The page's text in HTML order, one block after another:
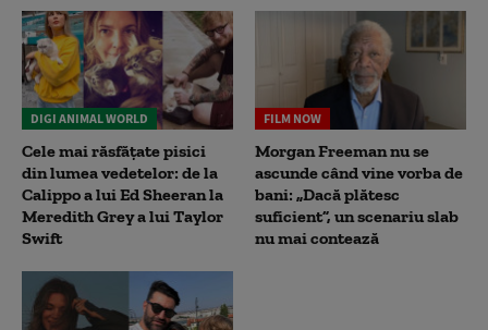
DIGI ANIMAL WORLD
Cele mai răsfățate pisici
din lumea vedetelor: de la
Calippo a lui Ed Sheeran la
Meredith Grey a lui Taylor
Swift
FILM NOW
Morgan Freeman nu se
ascunde când vine vorba de
bani: „Dacă plătesc
suficient”, un scenariu slab
nu mai contează